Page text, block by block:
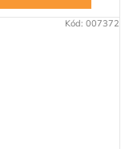
Kód: 007372